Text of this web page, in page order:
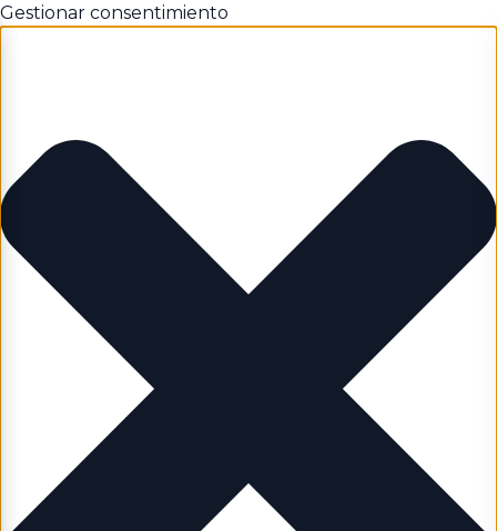
Gestionar consentimiento